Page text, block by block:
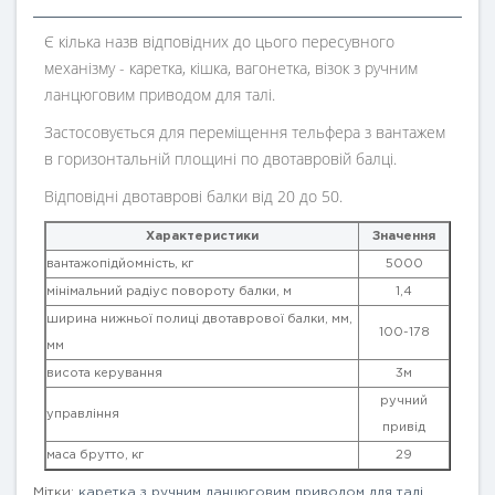
Є кілька назв відповідних до цього пересувного
механізму - каретка, кішка, вагонетка, візок з ручним
ланцюговим приводом для талі.
Застосовується для переміщення тельфера з вантажем
в горизонтальній площині по двотавровій балці.
Відповідні двотаврові балки від 20 до 50.
Характеристики Значення
вантажопідйомність, кг 5000
мінімальний радіус повороту балки, м 1,4
ширина нижньої полиці двотаврової балки, мм,
мм
100-178
висота керування 3м
управління
ручний
привід
маса брутто, кг 29
Мітки: каретка з ручним ланцюговим приводом для талі